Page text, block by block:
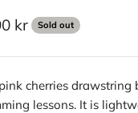
price
kr Sold out
cherries drawstring
lessons. It is